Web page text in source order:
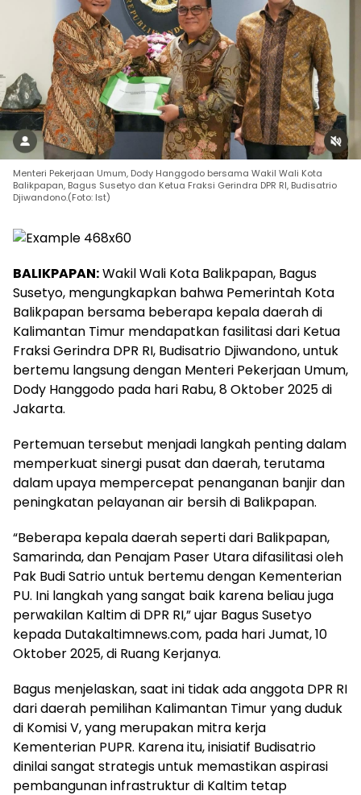
Menteri Pekerjaan Umum, Dody Hanggodo bersama Wakil Wali Kota
Balikpapan, Bagus Susetyo dan Ketua Fraksi Gerindra DPR RI, Budisatrio
Djiwandono.(Foto: Ist)
BALIKPAPAN:Wakil Wali Kota Balikpapan, Bagus
Susetyo, mengungkapkan bahwa Pemerintah Kota
Balikpapan bersama beberapa kepala daerah di
Kalimantan Timur mendapatkan fasilitasi dari Ketua
Fraksi Gerindra DPR RI, Budisatrio Djiwandono, untuk
bertemu langsung dengan Menteri Pekerjaan Umum,
Dody Hanggodo pada hari Rabu, 8 Oktober 2025 di
Jakarta.
Pertemuan tersebut menjadi langkah penting dalam
memperkuat sinergi pusat dan daerah, terutama
dalam upaya mempercepat penanganan banjir dan
peningkatan pelayanan air bersih di Balikpapan.
“Beberapa kepala daerah seperti dari Balikpapan,
Samarinda, dan Penajam Paser Utara difasilitasi oleh
Pak Budi Satrio untuk bertemu dengan Kementerian
PU. Ini langkah yang sangat baik karena beliau juga
perwakilan Kaltim di DPR RI,” ujar Bagus Susetyo
kepada Dutakaltimnews.com, pada hari Jumat, 10
Oktober 2025, di Ruang Kerjanya.
Bagus menjelaskan, saat ini tidak ada anggota DPR RI
dari daerah pemilihan Kalimantan Timur yang duduk
di Komisi V, yang merupakan mitra kerja
Kementerian PUPR. Karena itu, inisiatif Budisatrio
dinilai sangat strategis untuk memastikan aspirasi
pembangunan infrastruktur di Kaltim tetap